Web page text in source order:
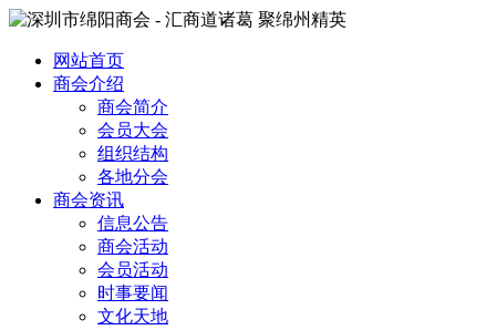
网站首页
商会介绍
商会简介
会员大会
组织结构
各地分会
商会资讯
信息公告
商会活动
会员活动
时事要闻
文化天地